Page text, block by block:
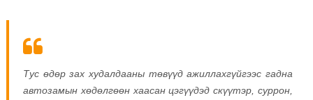
Тус өдөр зах худалдааны төвүүд ажиллахгүйгээс гадна
автозамын хөдөлгөөн хаасан цэгүүдэд скүүтэр, суррон,